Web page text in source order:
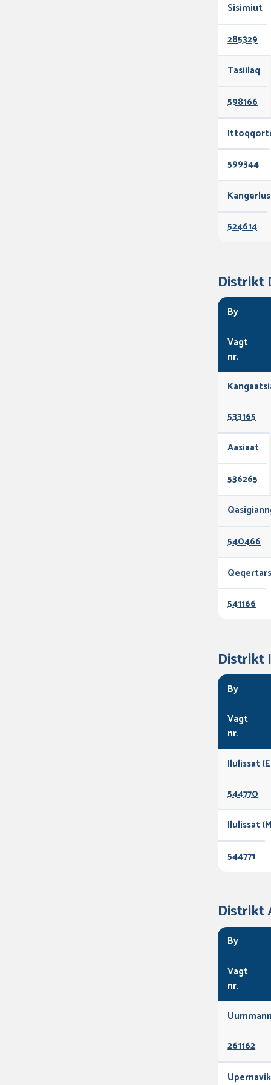
Sisimiut
285329
Tasiilaq
598166
599344
524614
Distrikt
By
Vagt
nr.
533165
Aasiaat
536265
540466
541166
Distrikt
By
Vagt
nr.
Ilulissat
544770
Ilulissat
544771
Distrikt
By
Vagt
nr.
261162